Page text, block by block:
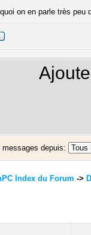
on en parle très
messages depuis:
Index du Forum ->